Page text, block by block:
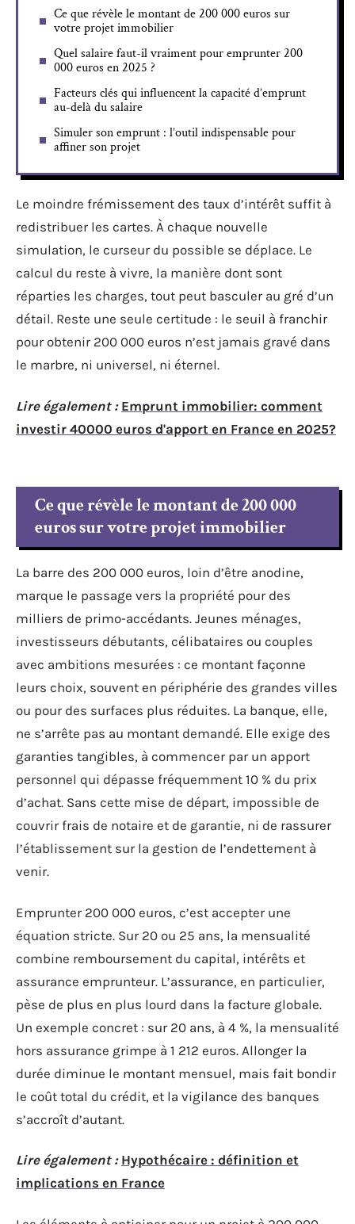
Ce que révèle le montant de 200 000 euros sur
votre projet immobilier
Quel salaire faut-il vraiment pour emprunter 200
000 euros en 2025 ?
Facteurs clés qui influencent la capacité d’emprunt
au-delà du salaire
Simuler son emprunt : l’outil indispensable pour
affiner son projet
Le moindre frémissement des taux d’intérêt suffit à
redistribuer les cartes. À chaque nouvelle
simulation, le curseur du possible se déplace. Le
calcul du reste à vivre, la manière dont sont
réparties les charges, tout peut basculer au gré d’un
détail. Reste une seule certitude : le seuil à franchir
pour obtenir 200 000 euros n’est jamais gravé dans
le marbre, ni universel, ni éternel.
Lire également : Emprunt immobilier: comment
investir 40000 euros d'apport en France en 2025?
Ce que révèle le montant de 200 000
euros sur votre projet immobilier
La barre des 200 000 euros, loin d’être anodine,
marque le passage vers la propriété pour des
milliers de primo-accédants. Jeunes ménages,
investisseurs débutants, célibataires ou couples
avec ambitions mesurées : ce montant façonne
leurs choix, souvent en périphérie des grandes villes
ou pour des surfaces plus réduites. La banque, elle,
ne s’arrête pas au montant demandé. Elle exige des
garanties tangibles, à commencer par un apport
personnel qui dépasse fréquemment 10 % du prix
d’achat. Sans cette mise de départ, impossible de
couvrir frais de notaire et de garantie, ni de rassurer
l’établissement sur la gestion de l’endettement à
venir.
Emprunter 200 000 euros, c’est accepter une
équation stricte. Sur 20 ou 25 ans, la mensualité
combine remboursement du capital, intérêts et
assurance emprunteur. L’assurance, en particulier,
pèse de plus en plus lourd dans la facture globale.
Un exemple concret : sur 20 ans, à 4 %, la mensualité
hors assurance grimpe à 1 212 euros. Allonger la
durée diminue le montant mensuel, mais fait bondir
le coût total du crédit, et la vigilance des banques
s’accroît d’autant.
Lire également : Hypothécaire : définition et
implications en France